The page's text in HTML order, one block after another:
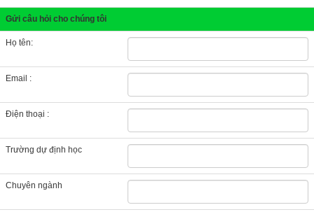
Gửi câu hỏi cho chúng tôi
Họ tên:
Email :
Điện thoại :
Trường dự định học
Chuyên ngành